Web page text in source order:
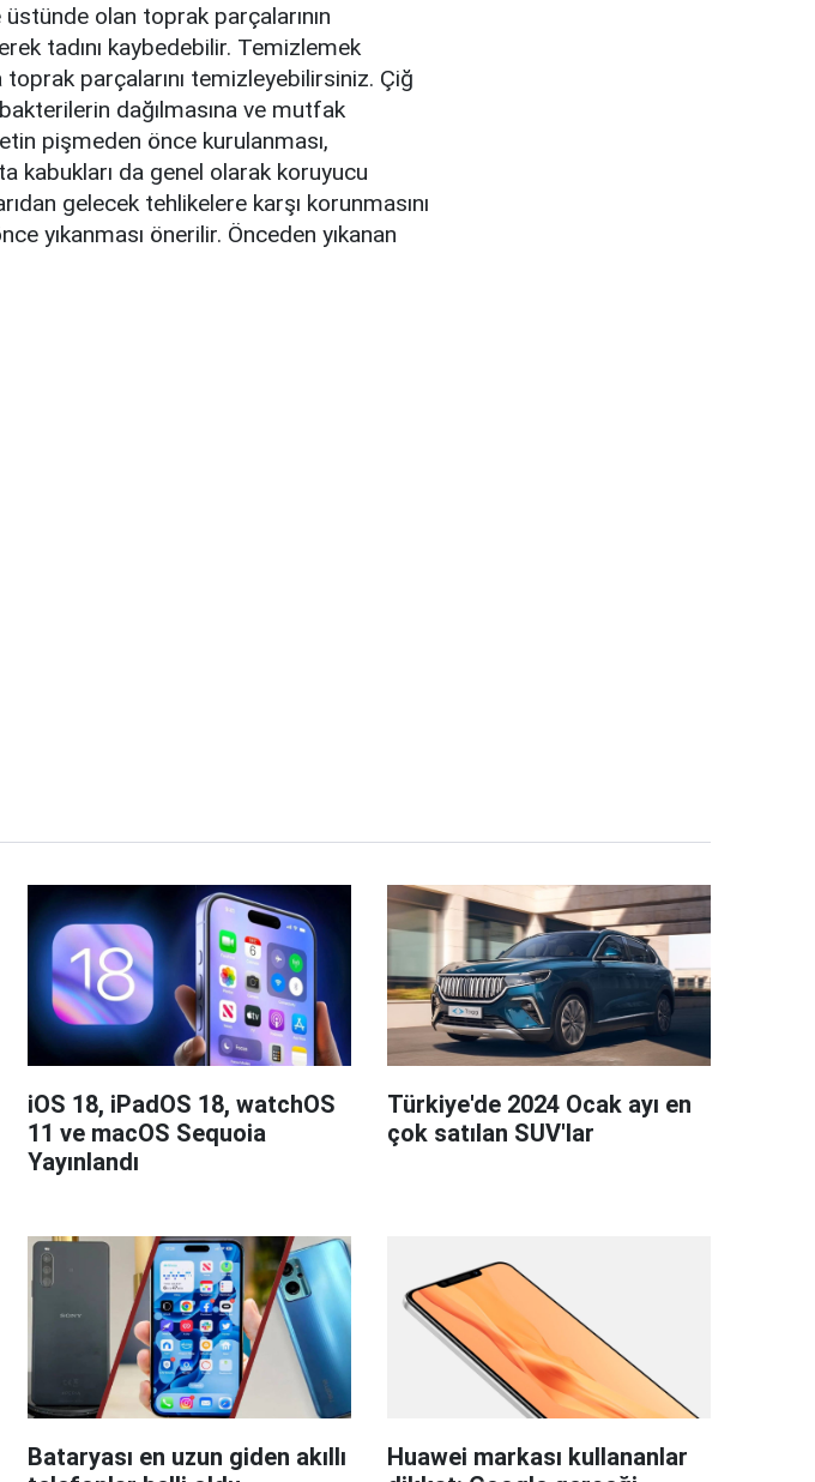
olan toprak parçalarının
tadını kaybedebilir. Temizlemek
parçalarını temizleyebilirsiniz. Çiğ
dağılmasına ve mutfak
pişmeden önce kurulanması,
kabukları da genel olarak koruyucu
gelecek tehlikelere karşı korunmasını
yıkanması önerilir. Önceden yıkanan
iOS 18, iPadOS 18, watchOS
11 ve macOS Sequoia
Yayınlandı
Türkiye'de 2024 Ocak ayı en
çok satılan SUV'lar
Bataryası en uzun giden akıllı
Huawei markası kullananlar